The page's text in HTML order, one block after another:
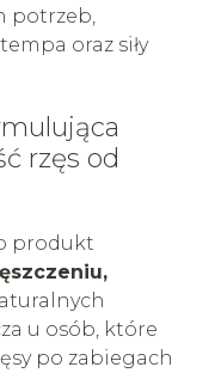
potrzeb,
oraz siły
rzęs od
produkt
u osób, które
po zabiegach